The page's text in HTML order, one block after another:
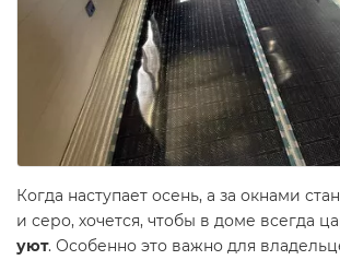
Когда наступает осень, а за окнами
и серо, хочется, чтобы в доме всегда
уют. Особенно это важно для